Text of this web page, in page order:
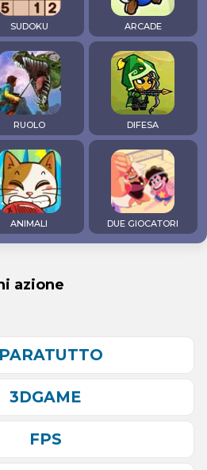
SUDOKU ARCADE
RUOLO DIFESA
ANIMALI DUE GIOCATORI
azione
3DGAME
FPS